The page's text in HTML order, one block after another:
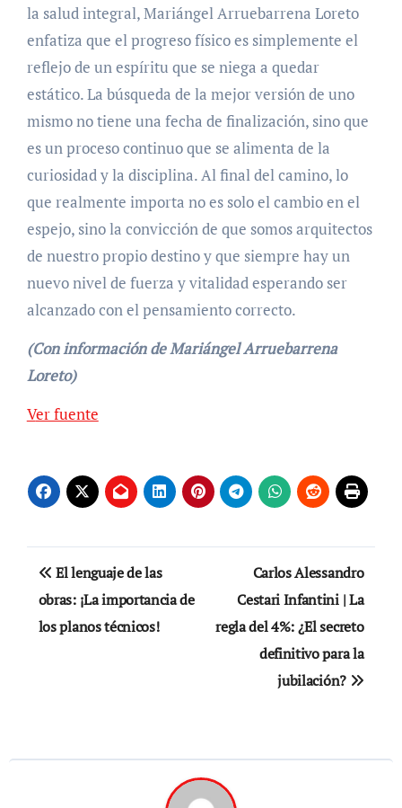
la salud integral, Mariángel Arruebarrena Loreto
enfatiza que el progreso físico es simplemente el
reflejo de un espíritu que se niega a quedar
estático. La búsqueda de la mejor versión de uno
mismo no tiene una fecha de finalización, sino que
es un proceso continuo que se alimenta de la
curiosidad y la disciplina. Al final del camino, lo
que realmente importa no es solo el cambio en el
espejo, sino la convicción de que somos arquitectos
de nuestro propio destino y que siempre hay un
nuevo nivel de fuerza y vitalidad esperando ser
alcanzado con el pensamiento correcto.
(Con información de Mariángel Arruebarrena
Loreto)
Navegación
entradas
Ver fuente
Navegación
de
entradas
El lenguaje de las
obras: ¡La importancia de
los planos técnicos!
Carlos Alessandro
Cestari Infantini | La
regla del 4%: ¿El secreto
definitivo para la
jubilación?